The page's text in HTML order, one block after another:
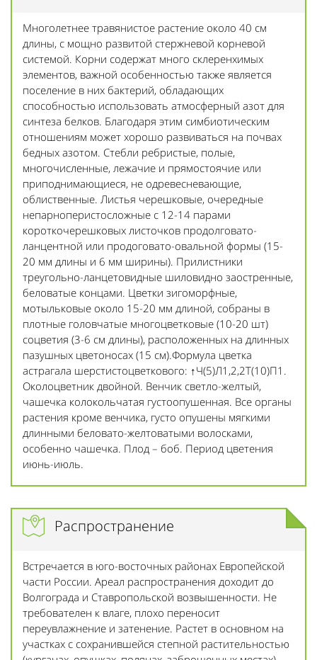
Многолетнее травянистое растение около 40 см
длины, с мощно развитой стержневой корневой
системой. Корни содержат много склеренхимых
элементов, важной особенностью также является
поселение в них бактерий, обладающих
способностью использовать атмосферный азот для
синтеза белков. Благодаря этим симбиотическим
отношениям может хорошо развиваться на почвах
бедных азотом. Стебли ребристые, полые,
многочисленные, лежачие и прямостоячие или
приподнимающиеся, не одревесневающие,
облиственные. Листья черешковые, очередные
непарноперистосложные с 12-14 парами
короткочерешковых листочков продолговато-
ланцентной или продоговато-овальной формы (15-
20 мм длины и 6 мм ширины). Прилистники
треугольно-ланцетовидные шиловидно заостренные,
беловатые концами. Цветки зигоморфные,
мотыльковые около 15-20 мм длиной, собраны в
плотные головчатые многоцветковые (10-20 шт)
соцветия (3-6 см длины), расположенных на длинных
пазушных цветоносах (15 см).Формула цветка
астрагала шерстистоцветкового: ↑Ч(5)Л1,2,2Т(10)П1.
Околоцветник двойной. Венчик светло-желтый,
чашечка колокольчатая густоопушенная. Все органы
растения кроме венчика, густо опушены мягкими
длинными беловато-желтоватыми волосками,
особенно чашечка. Плод – боб. Период цветения
июнь-июль.
Распространение
Встречается в юго-восточных районах Европейской
части России. Ареал распространения доходит до
Волгограда и Ставропольской возвышенности. Не
требователен к влаге, плохо переносит
переувлажнение и затенение. Растет в основном на
участках с сохранившейся степной растительностью